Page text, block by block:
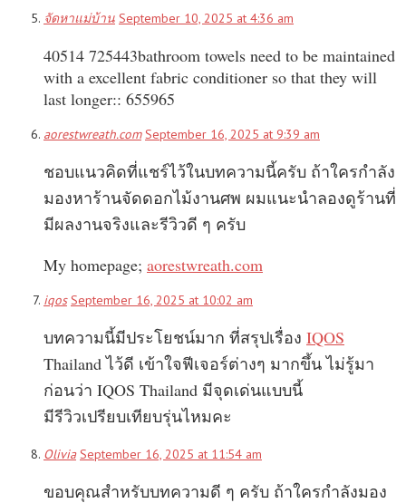
จัดหาแม่บ้าน September 10, 2025 at 4:36 am
40514 725443bathroom towels need to be maintained
with a excellent fabric conditioner so that they will
last longer:: 655965
aorestwreath.com September 16, 2025 at 9:39 am
ชอบแนวคิดที่แชร์ไว้ในบทความนี้ครับ ถ้าใครกำลัง
มองหาร้านจัดดอกไม้งานศพ ผมแนะนำลองดูร้านที่
มีผลงานจริงและรีวิวดี ๆ ครับ
My homepage; aorestwreath.com
iqos September 16, 2025 at 10:02 am
บทความนี้มีประโยชน์มาก ที่สรุปเรื่อง IQOS
Thailand ไว้ดี เข้าใจฟีเจอร์ต่างๆ มากขึ้น ไม่รู้มา
ก่อนว่า IQOS Thailand มีจุดเด่นแบบนี้
มีรีวิวเปรียบเทียบรุ่นไหมคะ
Olivia September 16, 2025 at 11:54 am
ขอบคุณสำหรับบทความดี ๆ ครับ ถ้าใครกำลังมอง